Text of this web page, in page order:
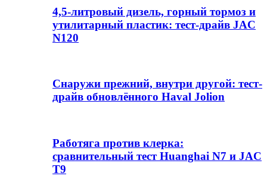
4,5-литровый дизель, горный тормоз и
утилитарный пластик: тест-драйв JAC
N120
Снаружи прежний, внутри другой: тест-
драйв обновлённого Haval Jolion
Работяга против клерка:
сравнительный тест Huanghai N7 и JAC
T9